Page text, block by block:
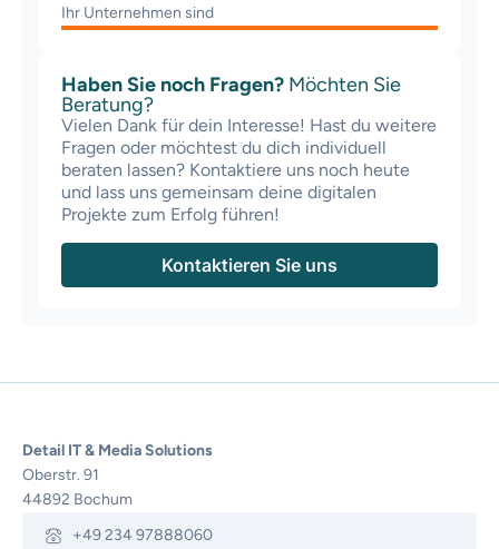
Ihr Unternehmen sind
Haben Sie noch Fragen? Möchten Sie
Beratung?
Vielen Dank für dein Interesse! Hast du weitere
Fragen oder möchtest du dich individuell
beraten lassen? Kontaktiere uns noch heute
und lass uns gemeinsam deine digitalen
Projekte zum Erfolg führen!
Kontaktieren Sie uns
Detail IT & Media Solutions
Oberstr. 91
44892 Bochum
+49 234 97888060